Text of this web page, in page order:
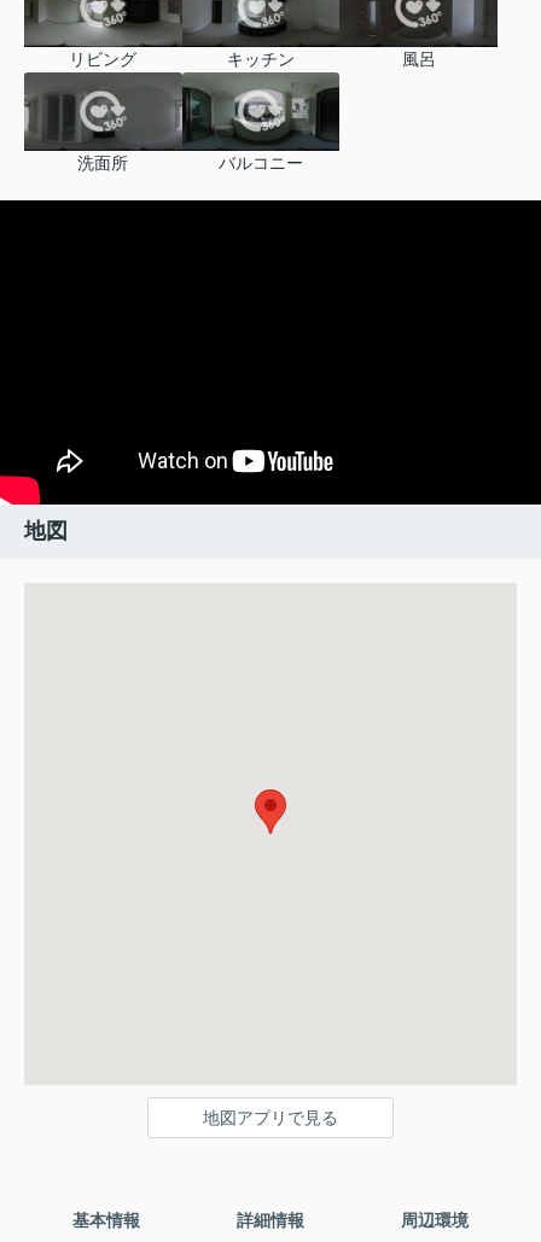
リビング キッチン 風呂
洗面所 バルコニー
地図
地図アプリで見る
基本情報 詳細情報 周辺環境